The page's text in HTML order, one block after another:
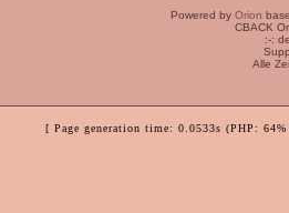
Powered by Orion
CBACK
:-:
Alle
[ Page generation time: 0.0533s (PHP: